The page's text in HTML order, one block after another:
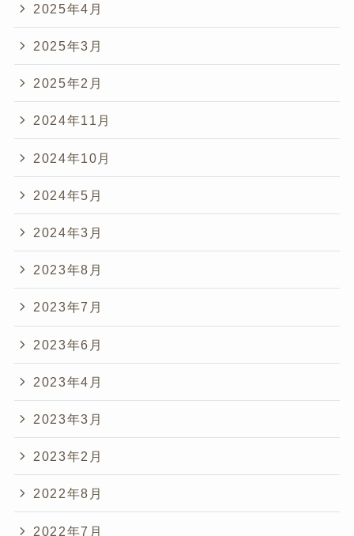
2025年4月
2025年3月
2025年2月
2024年11月
2024年10月
2024年5月
2024年3月
2023年8月
2023年7月
2023年6月
2023年4月
2023年3月
2023年2月
2022年8月
2022年7月